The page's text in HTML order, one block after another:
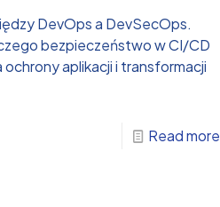
DevOps a DevSecOps.
bezpieczeństwo w CI/CD
aplikacji i transformacji
Read more